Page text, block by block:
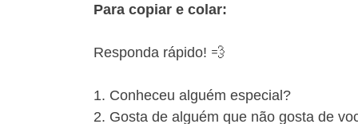
Para copiar e colar:
Responda rápido! 💨
1. Conheceu alguém especial?
2. Gosta de alguém que não gosta de